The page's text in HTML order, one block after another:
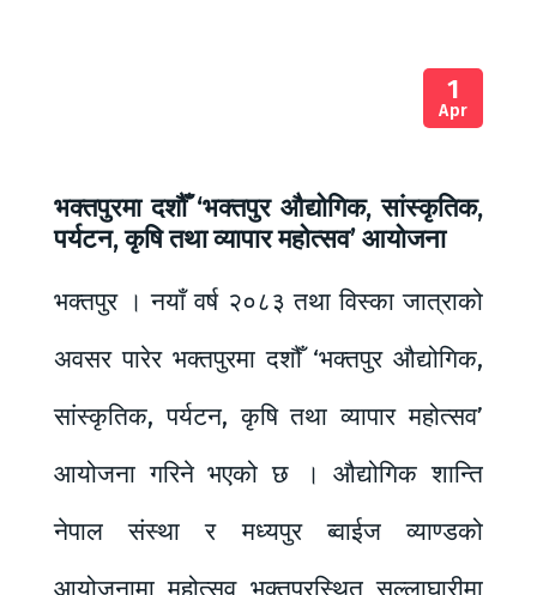
1
Apr
भक्तपुरमा दशौँ ‘भक्तपुर औद्योगिक, सांस्कृतिक,
पर्यटन, कृषि तथा व्यापार महोत्सव’ आयोजना
भक्तपुर । नयाँ वर्ष २०८३ तथा विस्का जात्राको
अवसर पारेर भक्तपुरमा दशौँ ‘भक्तपुर औद्योगिक,
सांस्कृतिक, पर्यटन, कृषि तथा व्यापार महोत्सव’
आयोजना गरिने भएको छ । औद्योगिक शान्ति
नेपाल संस्था र मध्यपुर ब्वाईज व्याण्डको